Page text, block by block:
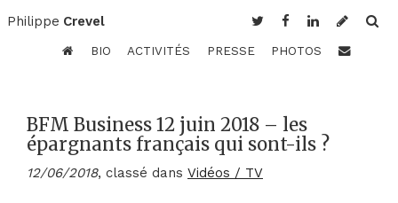
Philippe Crevel
BIO ACTIVITÉS PRESSE PHOTOS
BFM Business 12 juin 2018 – les
épargnants français qui sont-ils ?
12/06/2018, classé dans Vidéos / TV